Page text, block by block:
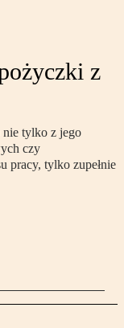
z
nie tylko z jego
czy
pracy, tylko zupełnie